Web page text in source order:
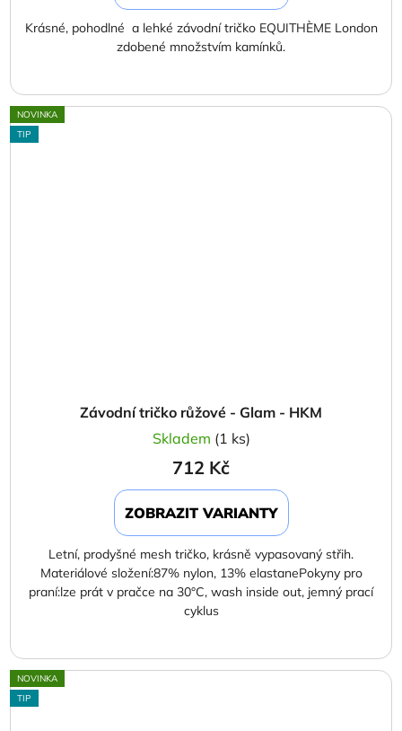
Krásné, pohodlné a lehké závodní tričko EQUITHÈME London
zdobené množstvím kamínků.
NOVINKA
TIP
Závodní tričko růžové - Glam - HKM
Skladem (1 ks)
712 Kč
ZOBRAZIT VARIANTY
Letní, prodyšné mesh tričko, krásně vypasovaný střih.
Materiálové složení:87% nylon, 13% elastanePokyny pro
praní:lze prát v pračce na 30°C, wash inside out, jemný prací
cyklus
NOVINKA
TIP